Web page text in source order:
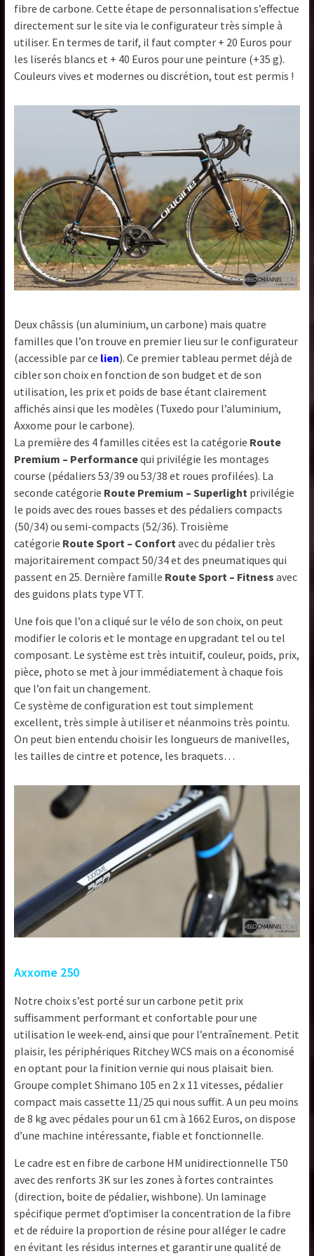
fibre de carbone. Cette étape de personnalisation s’effectue
directement sur le site via le configurateur très simple à
utiliser. En termes de tarif, il faut compter + 20 Euros pour
les liserés blancs et + 40 Euros pour une peinture (+35 g).
Couleurs vives et modernes ou discrétion, tout est permis !
Deux châssis (un aluminium, un carbone) mais quatre
familles que l’on trouve en premier lieu sur le configurateur
(accessible par ce lien). Ce premier tableau permet déjà de
cibler son choix en fonction de son budget et de son
utilisation, les prix et poids de base étant clairement
affichés ainsi que les modèles (Tuxedo pour l’aluminium,
Axxome pour le carbone).
La première des 4 familles citées est la catégorie Route
Premium – Performancequi privilégie les montages
course (pédaliers 53/39 ou 53/38 et roues profilées). La
seconde catégorie Route Premium – Superlight privilégie
le poids avec des roues basses et des pédaliers compacts
(50/34) ou semi-compacts (52/36). Troisième
catégorie Route Sport – Confort avec du pédalier très
majoritairement compact 50/34 et des pneumatiques qui
passent en 25. Dernière famille Route Sport – Fitness avec
des guidons plats type VTT.
Une fois que l’on a cliqué sur le vélo de son choix, on peut
modifier le coloris et le montage en upgradant tel ou tel
composant. Le système est très intuitif, couleur, poids, prix,
pièce, photo se met à jour immédiatement à chaque fois
que l’on fait un changement.
Ce système de configuration est tout simplement
excellent, très simple à utiliser et néanmoins très pointu.
On peut bien entendu choisir les longueurs de manivelles,
les tailles de cintre et potence, les braquets…
Axxome 250
Notre choix s’est porté sur un carbone petit prix
suffisamment performant et confortable pour une
utilisation le week-end, ainsi que pour l’entraînement. Petit
plaisir, les périphériques Ritchey WCS mais on a économisé
en optant pour la finition vernie qui nous plaisait bien.
Groupe complet Shimano 105 en 2 x 11 vitesses, pédalier
compact mais cassette 11/25 qui nous suffit. A un peu moins
de 8 kg avec pédales pour un 61 cm à 1662 Euros, on dispose
d’une machine intéressante, fiable et fonctionnelle.
Le cadre est en fibre de carbone HM unidirectionnelle T50
avec des renforts 3K sur les zones à fortes contraintes
(direction, boite de pédalier, wishbone). Un laminage
spécifique permet d’optimiser la concentration de la fibre
et de réduire la proportion de résine pour alléger le cadre
en évitant les résidus internes et garantir une qualité de